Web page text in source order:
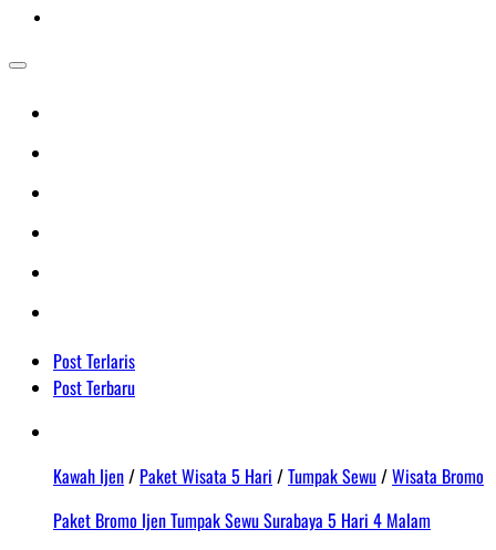
Post Terlaris
Post Terbaru
Kawah Ijen/ Paket Wisata 5 Hari /Tumpak Sewu/Wisata Bromo
Paket Bromo Ijen Tumpak Sewu Surabaya 5 Hari 4 Malam